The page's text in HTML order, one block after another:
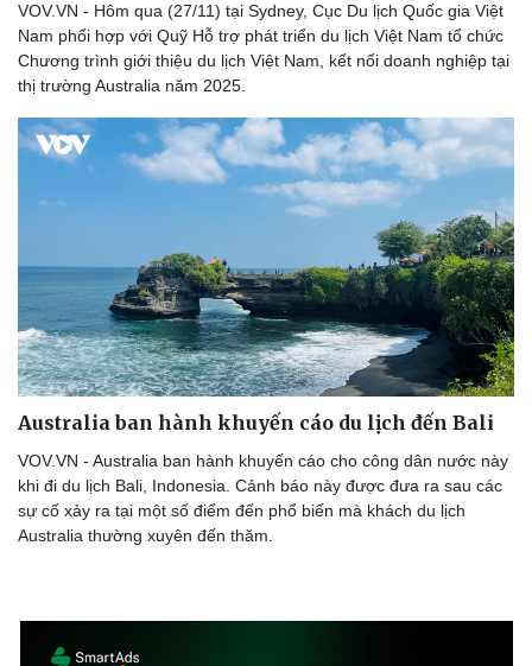
Sức khỏe
Dinh dưỡng - món ngon
Cây thuốc
Nhi khoa
Nam khoa
Làm đẹp - giảm cân
Phòng mạch online
Đời sống
Nhà đẹp
VOV.VN - Hôm qua (27/11) tại Sydney, Cục Du lịch Quốc gia Việt
Nam phối hợp với Quỹ Hỗ trợ phát triển du lịch Việt Nam tổ chức
Chương trình giới thiệu du lịch Việt Nam, kết nối doanh nghiệp tại
thị trường Australia năm 2025.
Australia ban hành khuyến cáo du lịch đến Bali
VOV.VN - Australia ban hành khuyến cáo cho công dân nước này
khi đi du lịch Bali, Indonesia. Cảnh báo này được đưa ra sau các
sự cố xảy ra tại một số điểm đến phổ biến mà khách du lịch
Australia thường xuyên đến thăm.